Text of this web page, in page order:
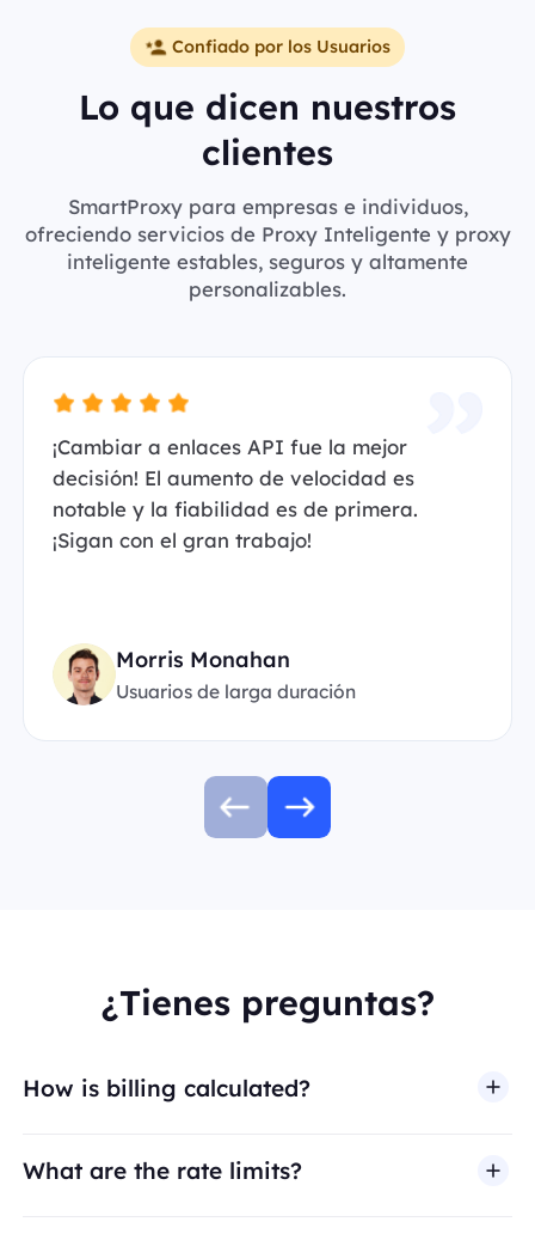
Confiado por los Usuarios
Lo que dicen nuestros
clientes
SmartProxy para empresas e individuos,
ofreciendo servicios de Proxy Inteligente y proxy
inteligente estables, seguros y altamente
personalizables.
¡Cambiar a enlaces API fue la mejor
decisión! El aumento de velocidad es
notable y la fiabilidad es de primera.
¡Sigan con el gran trabajo!
Morris Monahan
Usuarios de larga duración
¿Tienes preguntas?
How is billing calculated?
What are the rate limits?